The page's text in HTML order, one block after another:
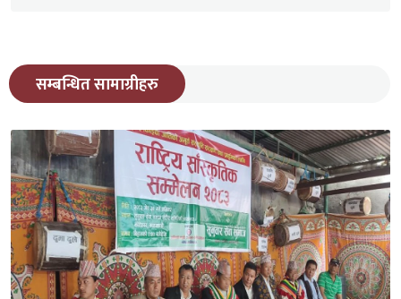
सम्बन्धित सामाग्रीहरु